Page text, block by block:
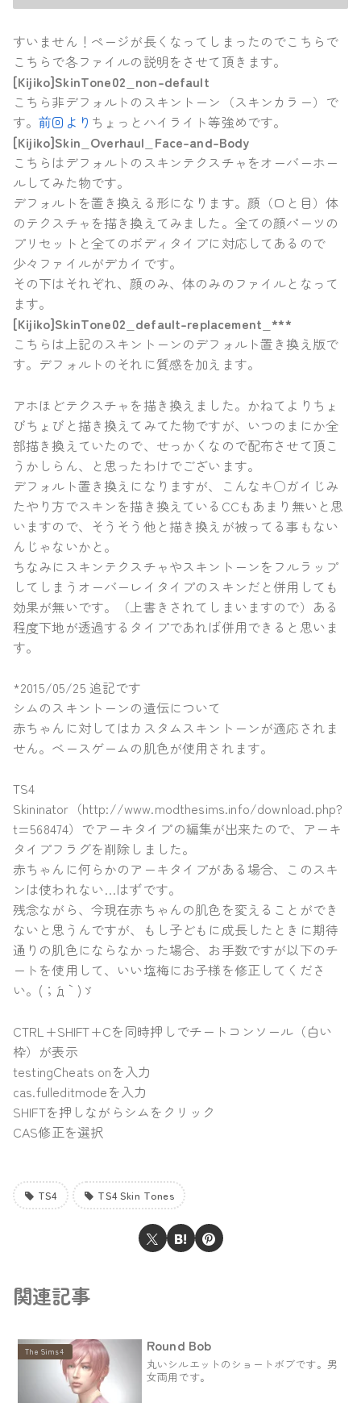
すいません！ページが長くなってしまったのでこちらで
こちらで各ファイルの説明をさせて頂きます。
[Kijiko]SkinTone02_non-default
こちら非デフォルトのスキントーン（スキンカラー）で
す。前回より ちょっとハイライト等強めです。
[Kijiko]Skin_Overhaul_Face-and-Body
こちらはデフォルトのスキンテクスチャをオーバーホー
ルしてみた物です。
デフォルトを置き換える形になります。顔（口と目）体
のテクスチャを描き換えてみました。全ての顔パーツの
プリセットと全てのボディタイプに対応してあるので
少々ファイルがデカイです。
その下はそれぞれ、顔のみ、体のみのファイルとなって
ます。
[Kijiko]SkinTone02_default-replacement_***
こちらは上記のスキントーンのデフォルト置き換え版で
す。デフォルトのそれに質感を加えます。
アホほどテクスチャを描き換えました。かねてよりちょ
びちょびと描き換えてみてた物ですが、いつのまにか全
部描き換えていたので、せっかくなので配布させて頂こ
うかしらん、と思ったわけでございます。
デフォルト置き換えになりますが、こんなキ○ガイじみ
たやり方でスキンを描き換えているCCもあまり無いと思
いますので、そうそう他と描き換えが被ってる事もない
んじゃないかと。
ちなみにスキンテクスチャやスキントーンをフルラップ
してしまうオーバーレイタイプのスキンだと併用しても
効果が無いです。（上書きされてしまいますので）ある
程度下地が透過するタイプであれば併用できると思いま
す。
*2015/05/25 追記です
シムのスキントーンの遺伝について
赤ちゃんに対してはカスタムスキントーンが適応されま
せん。ベースゲームの肌色が使用されます。
TS4
Skininator（http://www.modthesims.info/download.php?
t=568474）でアーキタイプの編集が出来たので、アーキ
タイプフラグを削除しました。
赤ちゃんに何らかのアーキタイプがある場合、このスキ
ンは使われない…はずです。
残念ながら、今現在赤ちゃんの肌色を変えることができ
ないと思うんですが、もし子どもに成長したときに期待
通りの肌色にならなかった場合、お手数ですが以下のチ
ートを使用して、いい塩梅にお子様を修正してくださ
い。(；´д｀)ゞ
CTRL+SHIFT+Cを同時押しでチートコンソール（白い
枠）が表示
testingCheats onを入力
cas.fulleditmodeを入力
SHIFTを押しながらシムをクリック
CAS修正を選択
TS4 TS4 Skin Tones
関連記事
The Sims4 Round Bob
丸いシルエットのショートボブです。男
女両用です。